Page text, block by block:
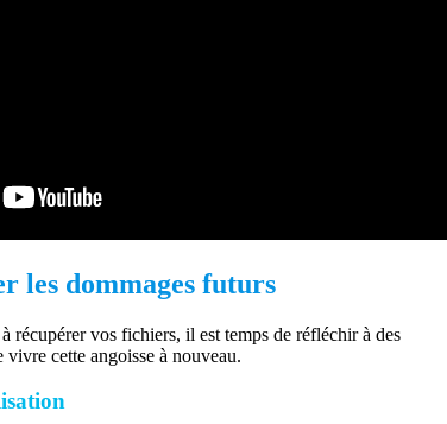
les dommages futurs
récupérer vos fichiers, il est temps de réfléchir à des
cette angoisse à nouveau.